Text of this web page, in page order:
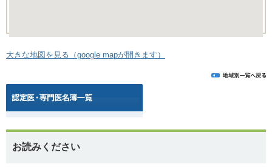
大きな地図を見る（google mapが開きます）
お読みください